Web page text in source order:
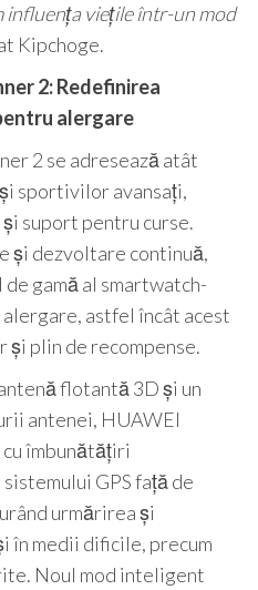
influența viețile într-un mod
Kipchoge.
2: Redefinirea
alergare
2 se adresează atât
sportivilor avansați,
suport pentru curse.
și dezvoltare continuă,
gamă al smartwatch-
astfel încât acest
și plin de recompense.
flotantă 3D și un
antenei, HUAWEI
îmbunătățiri
GPS față de
urmărirea și
în medii dificile, precum
Noul mod inteligent